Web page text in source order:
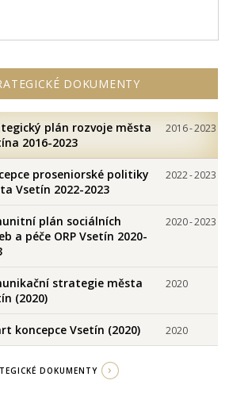
DOKUMENTY
plán rozvoje města
2016-2023
2016-2023
proseniorské politiky
Vsetín 2022-2023
2022-2023
plán sociálních
a péče ORP Vsetín 2020-
2020-2023
strategie města
(2020)
2020
koncepce Vsetín (2020) 2020
DOKUMENTY